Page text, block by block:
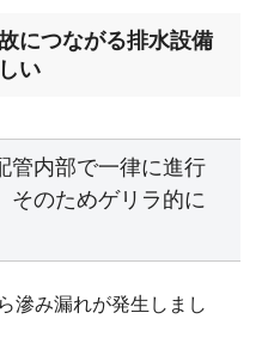
につながる排水設備
い
管内部で一律に進行
そのためゲリラ的に
滲み漏れが発生しまし